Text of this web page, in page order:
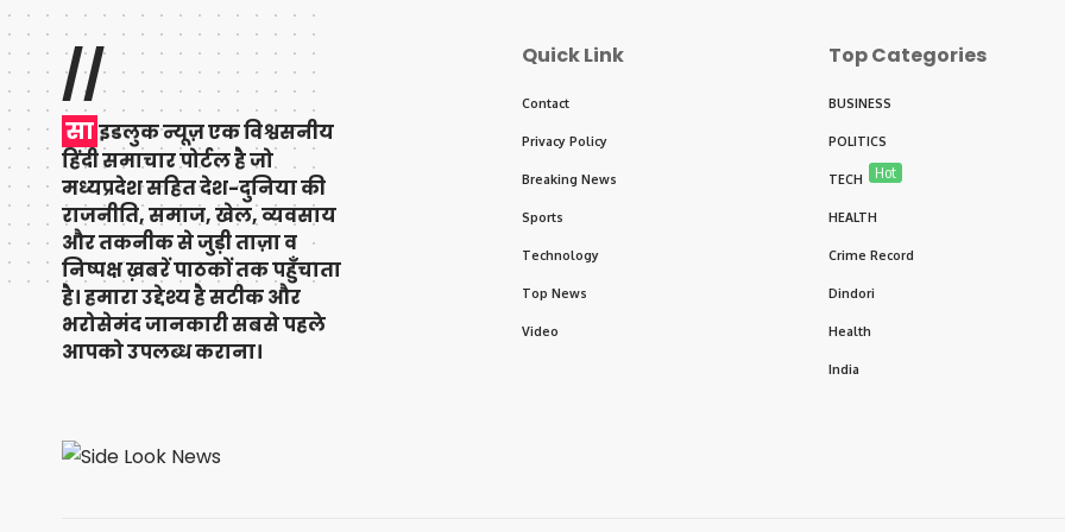
//
साइडलुक न्यूज़ एक विश्वसनीय
हिंदी समाचार पोर्टल है जो
मध्यप्रदेश सहित देश-दुनिया की
राजनीति, समाज, खेल, व्यवसाय
और तकनीक से जुड़ी ताज़ा व
निष्पक्ष ख़बरें पाठकों तक पहुँचाता
है। हमारा उद्देश्य है सटीक और
भरोसेमंद जानकारी सबसे पहले
आपको उपलब्ध कराना।
Quick Link
Contact
Privacy Policy
Breaking News
Sports
Technology
Top News
Video
Top Categories
BUSINESS
POLITICS
TECH Hot
HEALTH
Crime Record
Dindori
Health
India